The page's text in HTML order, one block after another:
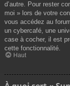
d’autre. Pour rester
moi » lors de votre
vous accédez au
un cybercafé, une
case à cocher, il est
cette fonctionnalité.
Haut